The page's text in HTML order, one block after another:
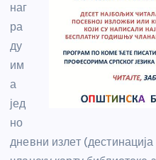
наг
ра
ду
им
а
јед
но
дневни излет